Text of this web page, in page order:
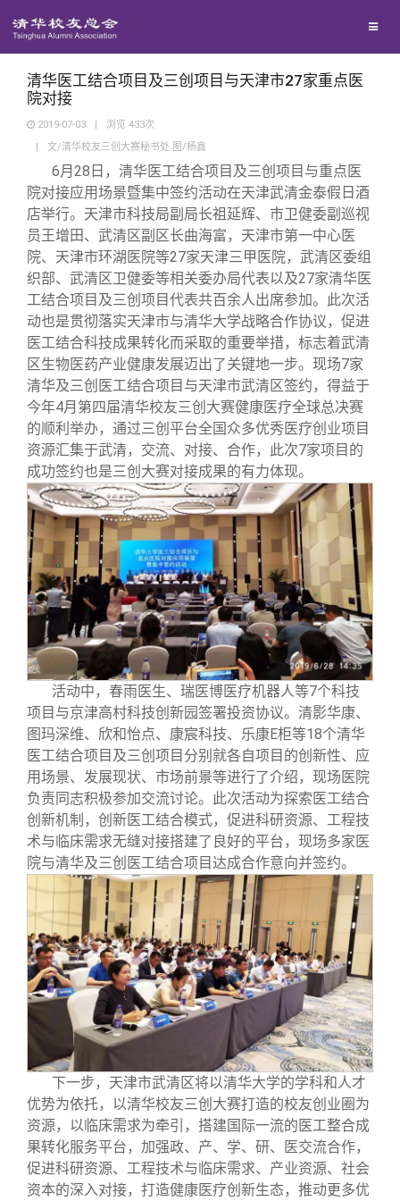
地区联络
年级联络
院系校友工作
专业委员会
兴趣群体
西南联大校友会
回馈母校
捐赠项目
捐赠新闻
捐赠纪事
捐赠方法
义工计划
媒体平台
《清华校友通讯》
《水木清华》
我要订阅
新媒体平台
百年清华
清华人物
清华故事
青春风采
校友文苑
校友讲坛
校友视界
校友服务
终身学习
信息化服务
三创大赛
实用信息
校友总会
总会简介
会长致辞
总会章程
理事会名单
制度法规
联系我们
关闭
清华医工结合项目及三创项目与天津市27家重点医
院对接
2019-07-03 | 浏览 433次
|
文/清华校友三创大赛秘书处 图/杨鑫
6月28日，清华医工结合项目及三创项目与重点医
院对接应用场景暨集中签约活动在天津武清金泰假日酒
店举行。天津市科技局副局长祖延辉、市卫健委副巡视
员王增田、武清区副区长曲海富，天津市第一中心医
院、天津市环湖医院等27家天津三甲医院，武清区委组
织部、武清区卫健委等相关委办局代表以及27家清华医
工结合项目及三创项目代表共百余人出席参加。此次活
动也是贯彻落实天津市与清华大学战略合作协议，促进
医工结合科技成果转化而采取的重要举措，标志着武清
区生物医药产业健康发展迈出了关键地一步。现场7家
清华及三创医工结合项目与天津市武清区签约，得益于
今年4月第四届清华校友三创大赛健康医疗全球总决赛
的顺利举办，通过三创平台全国众多优秀医疗创业项目
资源汇集于武清，交流、对接、合作，此次7家项目的
成功签约也是三创大赛对接成果的有力体现。
活动中，春雨医生、瑞医博医疗机器人等7个科技
项目与京津高村科技创新园签署投资协议。清影华康、
图玛深维、欣和怡点、康宸科技、乐康E柜等18个清华
医工结合项目及三创项目分别就各自项目的创新性、应
用场景、发展现状、市场前景等进行了介绍，现场医院
负责同志积极参加交流讨论。此次活动为探索医工结合
创新机制，创新医工结合模式，促进科研资源、工程技
术与临床需求无缝对接搭建了良好的平台，现场多家医
院与清华及三创医工结合项目达成合作意向并签约。
下一步，天津市武清区将以清华大学的学科和人才
优势为依托，以清华校友三创大赛打造的校友创业圈为
资源，以临床需求为牵引，搭建国际一流的医工整合成
果转化服务平台，加强政、产、学、研、医交流合作，
促进科研资源、工程技术与临床需求、产业资源、社会
资本的深入对接，打造健康医疗创新生态，推动更多优